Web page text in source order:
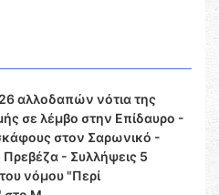
αλλοδαπών νότια της
σε λέμβο στην Επίδαυρο -
στον Σαρωνικό -
- Συλλήψεις 5
νόμου "Περί